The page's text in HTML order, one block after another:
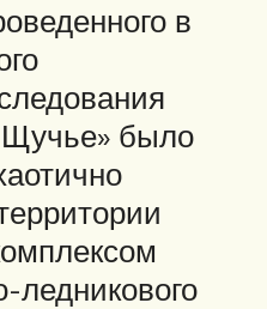
в
Щучье» было
ледникового